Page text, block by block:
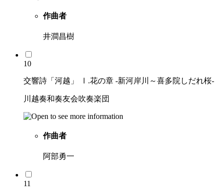
作曲者
井澗昌樹
10
交響詩「河越」 Ⅰ.花の章 -新河岸川～喜多院しだれ桜-
川越奏和奏友会吹奏楽団
作曲者
阿部勇一
11